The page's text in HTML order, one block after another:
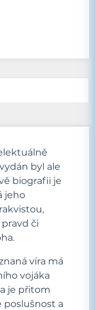
byl ale
biografii je
jeho
či
víra má
vojáka
je přitom
poslušnost a